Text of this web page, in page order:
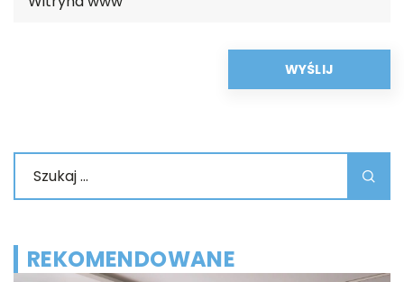
REKOMENDOWANE